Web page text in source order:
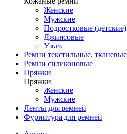
Женские
Мужские
Подростковые (детские)
Джинсовые
Узкие
Ремни текстильные, тканевые
Ремни силиконовые
Пряжки
Пряжки
Женские
Мужские
Ленты для ремней
Фурнитура для ремней